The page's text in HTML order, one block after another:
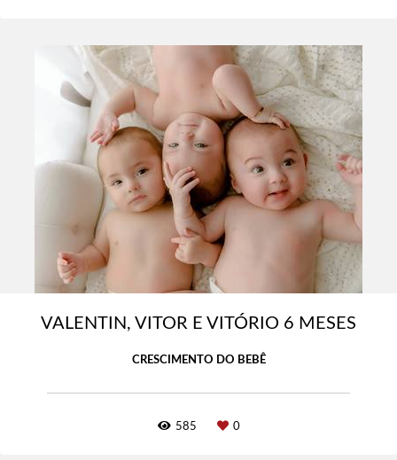
VALENTIN, VITOR E VITÓRIO 6 MESES
CRESCIMENTO DO BEBÊ
585 0